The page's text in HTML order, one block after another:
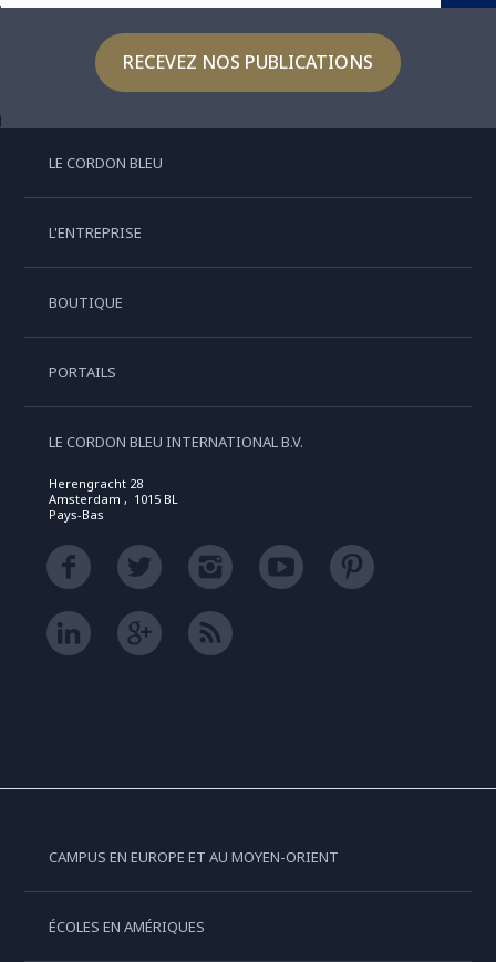
RECEVEZ NOS PUBLICATIONS
LE CORDON BLEU
L'ENTREPRISE
BOUTIQUE
PORTAILS
LE CORDON BLEU INTERNATIONAL B.V.
Herengracht 28
Amsterdam , 1015 BL
Pays-Bas
CAMPUS EN EUROPE ET AU MOYEN-ORIENT
ÉCOLES EN AMÉRIQUES